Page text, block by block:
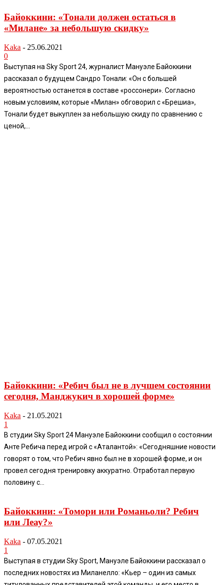
Байоккини: «Тонали должен остаться в
«Милане» за небольшую скидку»
Kaka - 25.06.2021
0
Выступая на Sky Sport 24, журналист Мануэле Байоккини
рассказал о будущем Сандро Тонали: «Он с большей
вероятностью останется в составе «россонери». Согласно
новым условиям, которые «Милан» обговорил с «Брешиа»,
Тонали будет выкуплен за небольшую скиду по сравнению с
ценой,...
Байоккини: «Ребич был не в лучшем состоянии
сегодня, Манджукич в хорошей форме»
Kaka - 21.05.2021
1
В студии Sky Sport 24 Мануэле Байоккини сообщил о состоянии
Анте Ребича перед игрой с «Аталантой»: «Сегодняшние новости
говорят о том, что Ребич явно был не в хорошей форме, и он
провел сегодня тренировку аккуратно. Отработал первую
половину с...
Байоккини: «Томори или Романьоли? Ребич
или Леау?»
Kaka - 07.05.2021
1
Выступая в студии Sky Sport, Мануэле Байоккини рассказал о
последних новостях из Миланелло: «Кьер – один из самых